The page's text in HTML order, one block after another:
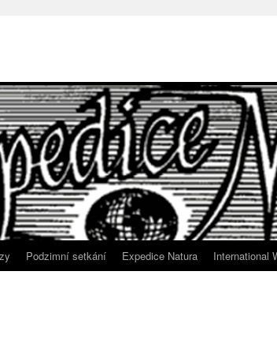
Podzimní setkání Expedice Natura International